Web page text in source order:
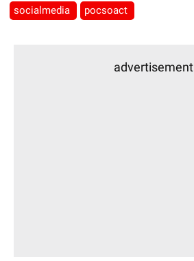
socialmedia pocsoact
advertisement